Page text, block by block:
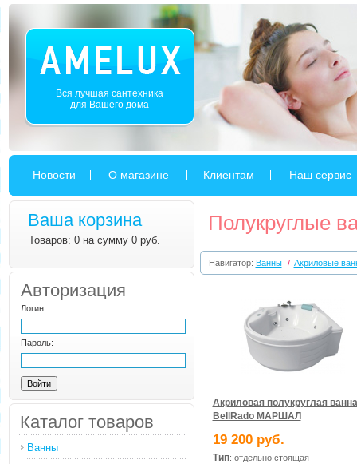
Вся лучшая сантехника
для Вашего дома
Новости О магазине Клиентам Наш сервис
Ваша корзина
Товаров: 0 на сумму 0 руб.
Авторизация
Логин:
Пароль:
Каталог товаров
Ванны
Полукруглые
Навигатор: Ванны / Акриловые
Акриловая полукруглая ванна
BellRado МАРШАЛ
19 200 руб.
Тип: отдельно стоящая